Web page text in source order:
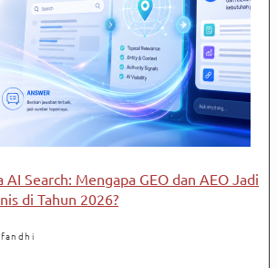
AI Search: Mengapa GEO dan AEO Jadi
di Tahun 2026?